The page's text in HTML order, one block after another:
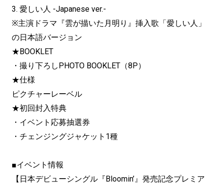
3. 愛しい人 -Japanese ver.-
※主演ドラマ『雲が描いた月明り』挿入歌「愛しい人」
の日本語バージョン
★BOOKLET
・撮り下ろしPHOTO BOOKLET（8P）
★仕様
ピクチャーレーベル
★初回封入特典
・イベント応募抽選券
・チェンジングジャケット1種
■イベント情報
【日本デビューシングル『Bloomin’』発売記念プレミア